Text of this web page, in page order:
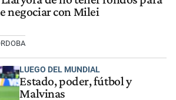
negociar con Milei
LUEGO DEL MUNDIAL
Estado, poder, fútbol y
Malvinas